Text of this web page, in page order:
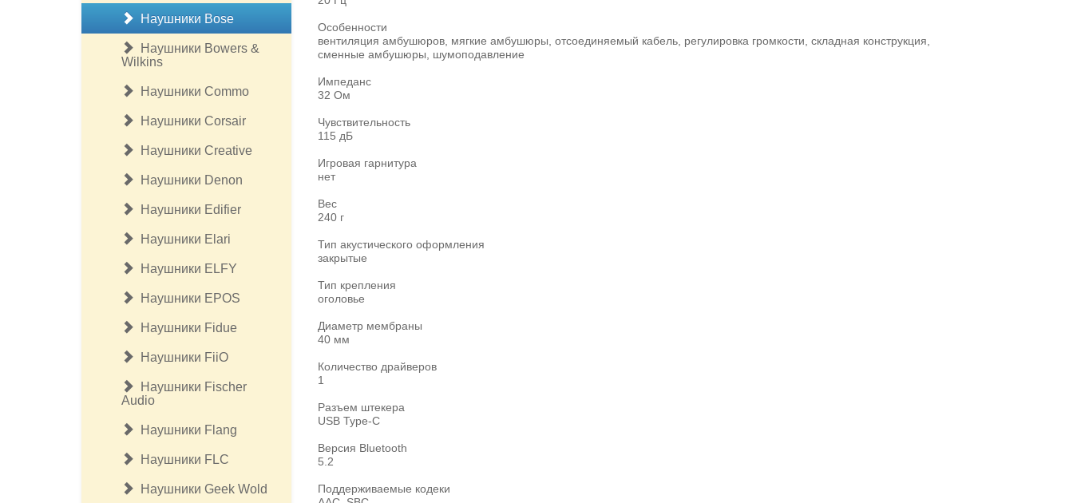
Наушники Bose
Наушники Bowers &
Wilkins
Наушники Commo
Наушники Corsair
Наушники Creative
Наушники Denon
Наушники Edifier
Наушники Elari
Наушники ELFY
Наушники EPOS
Наушники Fidue
Наушники FiiO
Наушники Fischer
Audio
Наушники Flang
Наушники FLC
Наушники Geek Wold
Особенности
вентиляция амбушюров, мягкие амбушюры, отсоединяемый кабель, регулировка громкости, складная конструкция,
сменные амбушюры, шумоподавление
Импеданс
32 Ом
Чувствительность
115 дБ
Игровая гарнитура
нет
Вес
240 г
Тип акустического оформления
закрытые
Тип крепления
оголовье
Диаметр мембраны
40 мм
Количество драйверов
1
Разъем штекера
USB Type-C
Версия Bluetooth
5.2
Поддерживаемые кодеки